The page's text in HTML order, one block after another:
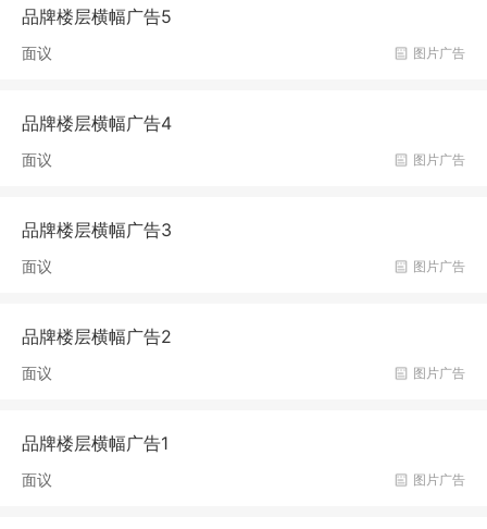
品牌楼层横幅广告5
面议 图片广告
品牌楼层横幅广告4
面议 图片广告
品牌楼层横幅广告3
面议 图片广告
品牌楼层横幅广告2
面议 图片广告
品牌楼层横幅广告1
面议 图片广告